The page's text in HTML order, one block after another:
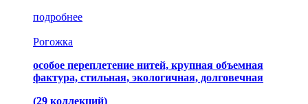
подробнее
Рогожка
особое переплетение нитей, крупная объемная
фактура, стильная, экологичная, долговечная
(29 коллекций)